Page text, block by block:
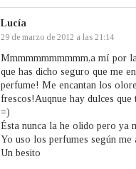
Lucía
29 de marzo de 2012 a las 21:14
Mmmmmmmmmmm,a mí por
que has dicho seguro que me
perfume! Me encantan los
frescos!Auqnue hay dulces que
=)
Ésta nunca la he olido pero ya
Yo uso los perfumes según me
Un besito